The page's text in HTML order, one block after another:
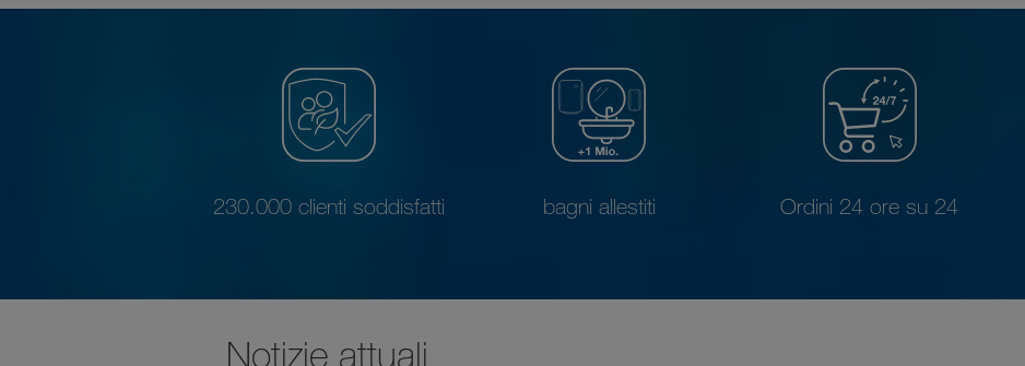
230.000 clienti soddisfatti bagni allestiti Ordini 24 ore su 24
Notizie attuali